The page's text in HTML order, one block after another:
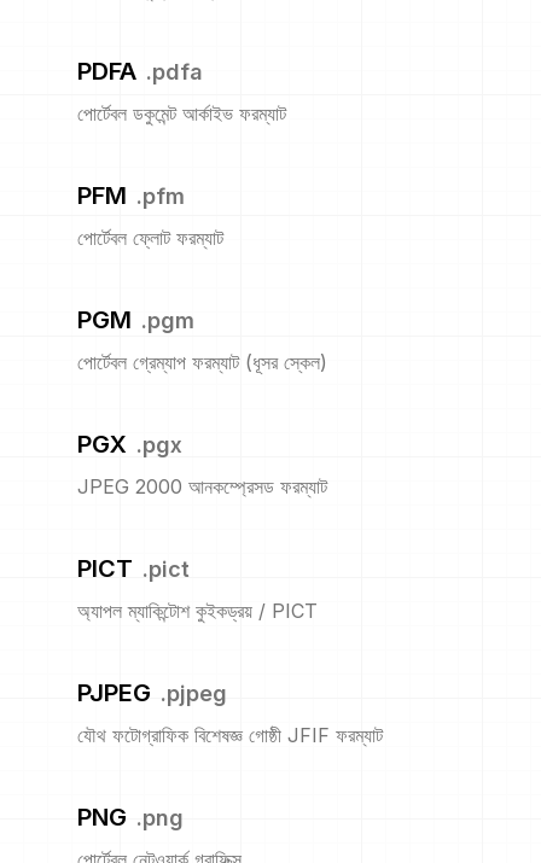
PDFA .pdfa
পোর্টেবল ডকুমেন্ট আর্কাইভ ফরম্যাট
PFM .pfm
পোর্টেবল ফ্লোট ফরম্যাট
PGM .pgm
পোর্টেবল গ্রেম্যাপ ফরম্যাট (ধূসর স্কেল)
PGX .pgx
JPEG 2000 আনকম্প্রেসড ফরম্যাট
PICT .pict
অ্যাপল ম্যাকিন্টোশ কুইকড্রয় / PICT
PJPEG .pjpeg
যৌথ ফটোগ্রাফিক বিশেষজ্ঞ গোষ্ঠী JFIF ফরম্যাট
PNG .png